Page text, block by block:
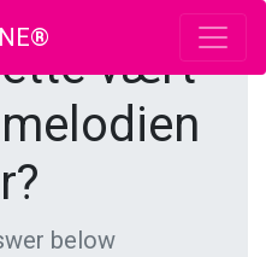
vært
below